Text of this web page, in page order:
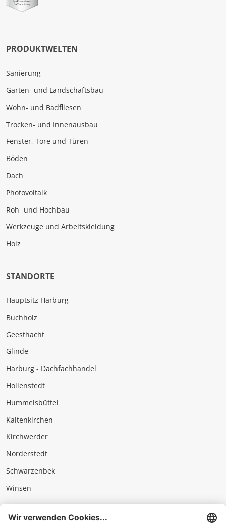
PRODUKTWELTEN
Sanierung
Garten- und Landschaftsbau
Wohn- und Badfliesen
Trocken- und Innenausbau
Fenster, Tore und Türen
Böden
Dach
Photovoltaik
Roh- und Hochbau
Werkzeuge und Arbeitskleidung
Holz
STANDORTE
Hauptsitz Harburg
Buchholz
Geesthacht
Glinde
Harburg - Dachfachhandel
Hollenstedt
Hummelsbüttel
Kaltenkirchen
Kirchwerder
Norderstedt
Schwarzenbek
Winsen
Impressum